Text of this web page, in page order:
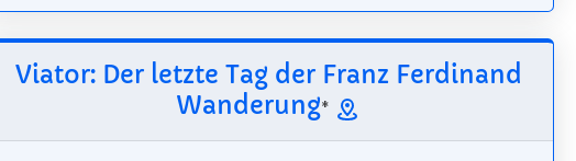
Viator: Der letzte Tag der Franz Ferdinand
Wanderung*